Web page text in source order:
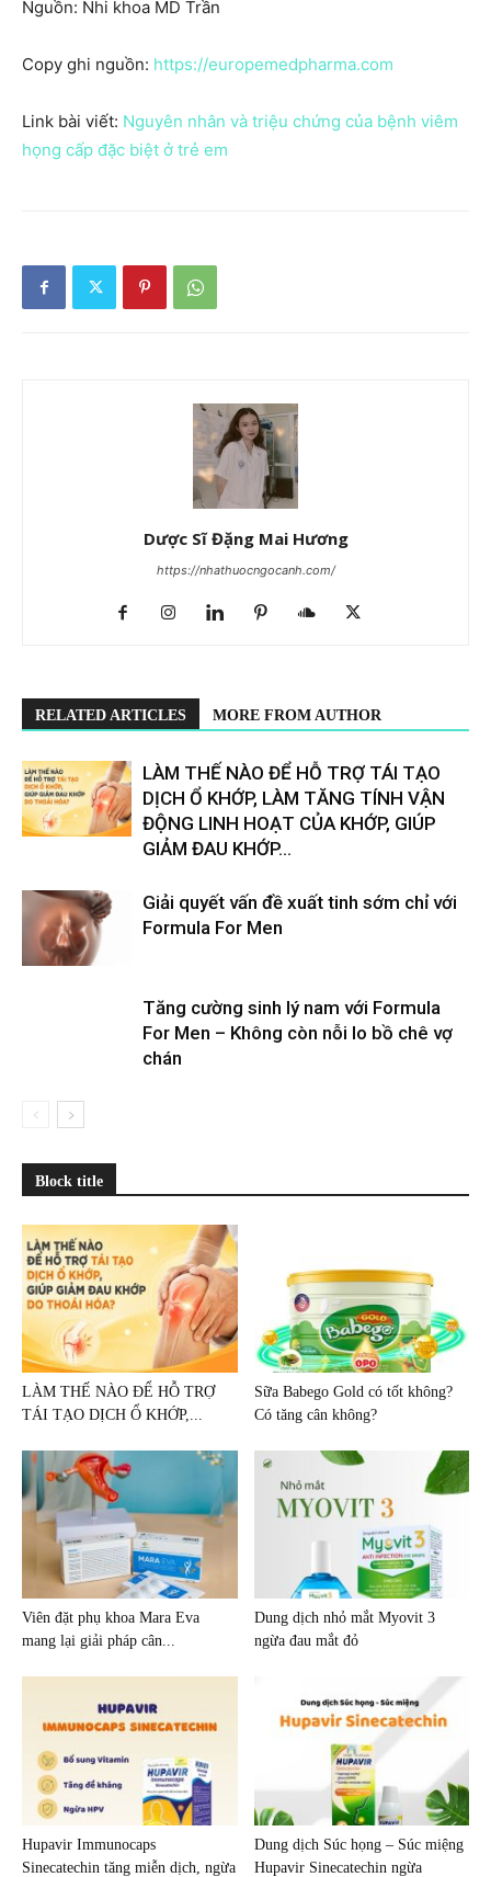
Nguồn: Nhi khoa MD Trần
Copy ghi nguồn: https://europemedpharma.com
Link bài viết: Nguyên nhân và triệu chứng của bệnh viêm
họng cấp đặc biệt ở trẻ em
Dược Sĩ Đặng Mai Hương
https://nhathuocngocanh.com/
RELATED ARTICLES MORE FROM AUTHOR
LÀM THẾ NÀO ĐỂ HỖ TRỢ TÁI TẠO
DỊCH Ổ KHỚP, LÀM TĂNG TÍNH VẬN
ĐỘNG LINH HOẠT CỦA KHỚP, GIÚP
GIẢM ĐAU KHỚP...
Giải quyết vấn đề xuất tinh sớm chỉ với
Formula For Men
Tăng cường sinh lý nam với Formula
For Men – Không còn nỗi lo bồ chê vợ
chán
Block title
LÀM THẾ NÀO ĐỂ HỖ TRỢ
TÁI TẠO DỊCH Ổ KHỚP,...
Sữa Babego Gold có tốt không?
Có tăng cân không?
Viên đặt phụ khoa Mara Eva
mang lại giải pháp cân...
Dung dịch nhỏ mắt Myovit 3
ngừa đau mắt đỏ
Hupavir Immunocaps
Sinecatechin tăng miễn dịch, ngừa
Dung dịch Súc họng – Súc miệng
Hupavir Sinecatechin ngừa